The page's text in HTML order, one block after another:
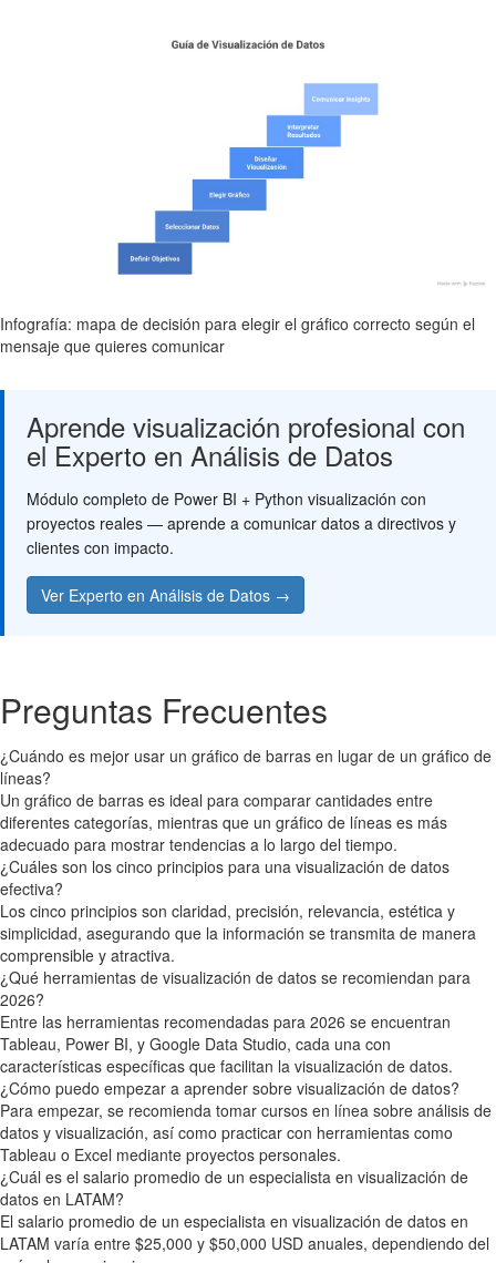
Infografía: mapa de decisión para elegir el gráfico correcto según el
mensaje que quieres comunicar
Aprende visualización profesional con
el Experto en Análisis de Datos
Módulo completo de Power BI + Python visualización con
proyectos reales — aprende a comunicar datos a directivos y
clientes con impacto.
Ver Experto en Análisis de Datos →
Preguntas Frecuentes
¿Cuándo es mejor usar un gráfico de barras en lugar de un gráfico de
líneas?
Un gráfico de barras es ideal para comparar cantidades entre
diferentes categorías, mientras que un gráfico de líneas es más
adecuado para mostrar tendencias a lo largo del tiempo.
¿Cuáles son los cinco principios para una visualización de datos
efectiva?
Los cinco principios son claridad, precisión, relevancia, estética y
simplicidad, asegurando que la información se transmita de manera
comprensible y atractiva.
¿Qué herramientas de visualización de datos se recomiendan para
2026?
Entre las herramientas recomendadas para 2026 se encuentran
Tableau, Power BI, y Google Data Studio, cada una con
características específicas que facilitan la visualización de datos.
¿Cómo puedo empezar a aprender sobre visualización de datos?
Para empezar, se recomienda tomar cursos en línea sobre análisis de
datos y visualización, así como practicar con herramientas como
Tableau o Excel mediante proyectos personales.
¿Cuál es el salario promedio de un especialista en visualización de
datos en LATAM?
El salario promedio de un especialista en visualización de datos en
LATAM varía entre $25,000 y $50,000 USD anuales, dependiendo del